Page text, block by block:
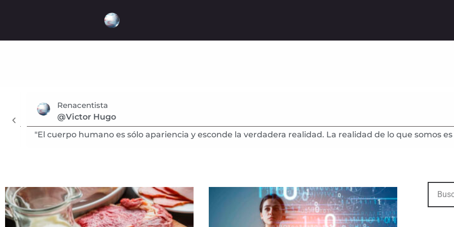
Renacentista
@Victor Hugo
"El cuerpo humano es sólo apariencia y esconde la verdadera realidad. La realidad de lo que somos es